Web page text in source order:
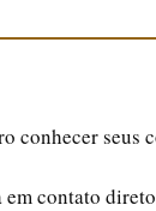
conhecer seus
contato